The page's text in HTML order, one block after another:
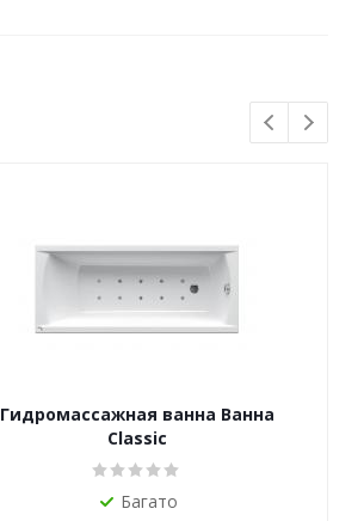
Гидромассажная ванна Ванна
Classic
Багато